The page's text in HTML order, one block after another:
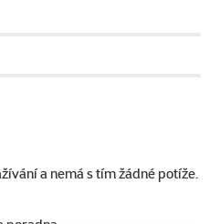
a nemá s tím žádné potíže.